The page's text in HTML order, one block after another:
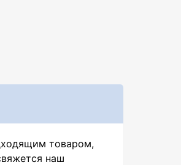
товаром,
наш